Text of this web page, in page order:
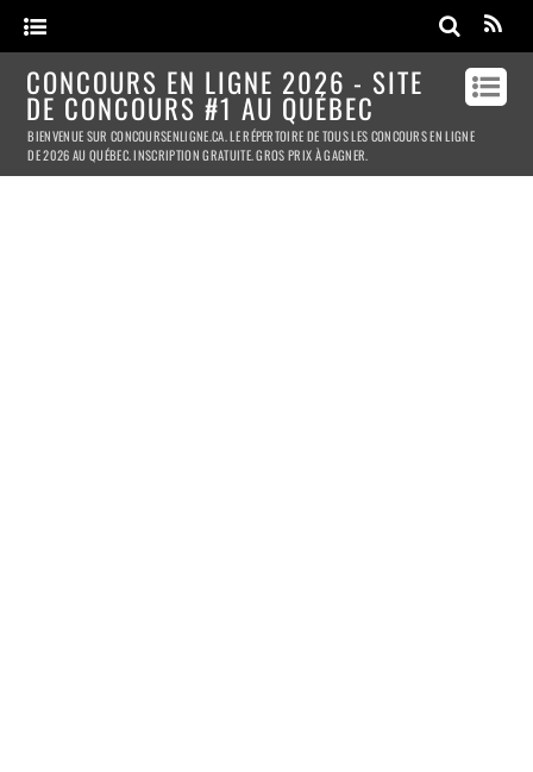
CONCOURS EN LIGNE 2026 - SITE
DE CONCOURS #1 AU QUÉBEC
BIENVENUE SUR CONCOURSENLIGNE.CA. LE RÉPERTOIRE DE TOUS LES CONCOURS EN LIGNE
DE 2026 AU QUÉBEC. INSCRIPTION GRATUITE. GROS PRIX À GAGNER.